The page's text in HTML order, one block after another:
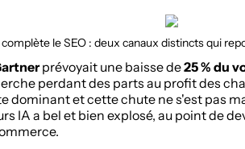
complète le SEO : deux canaux distincts qui
prévoyait une baisse de25 % du
perdant des parts au profit des
dominant et cette chute ne s'est pas
IA a bel et bien explosé, au point de